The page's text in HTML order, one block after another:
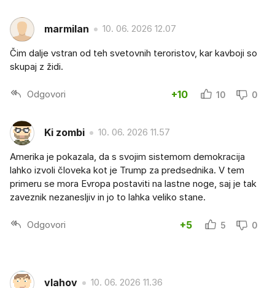
marmilan 10. 06. 2026 12.07
Čim dalje vstran od teh svetovnih teroristov, kar kavboji so
skupaj z židi.
Odgovori +10 10 0
Ki zombi 10. 06. 2026 11.57
Amerika je pokazala, da s svojim sistemom demokracija
lahko izvoli človeka kot je Trump za predsednika. V tem
primeru se mora Evropa postaviti na lastne noge, saj je tak
zaveznik nezanesljiv in jo to lahka veliko stane.
Odgovori +5 5 0
vlahov 10. 06. 2026 11.36